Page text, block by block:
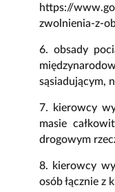
https://
zwolnienia-z-
6. obsady
sąsiadującym,
7. kierowcy
masie
drogowym
8. kierowcy
osób łącznie z